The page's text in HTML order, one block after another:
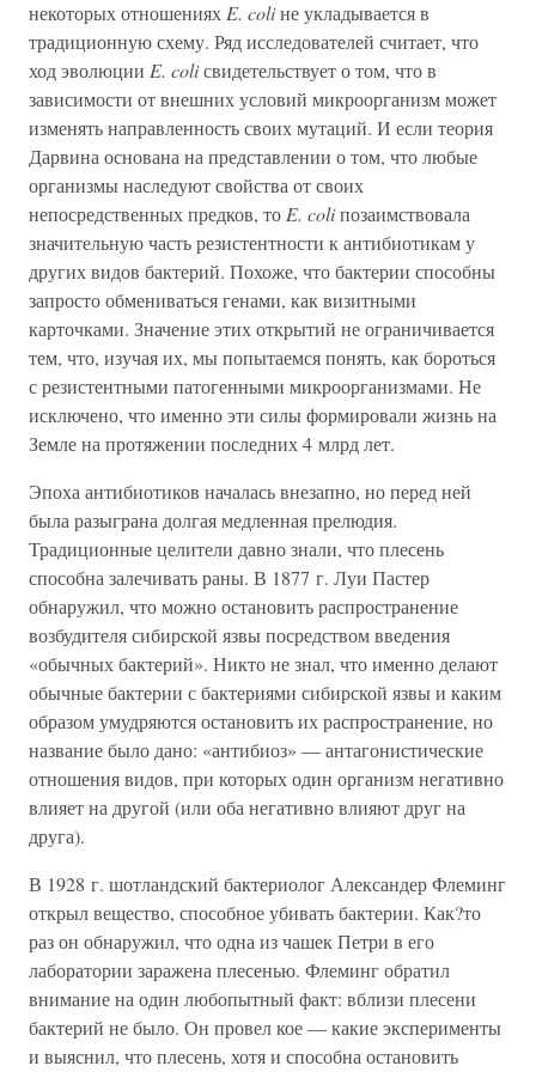
некоторых отношениях E. coliне укладывается в
традиционную схему. Ряд исследователей считает, что
ход эволюции E. coliсвидетельствует о том, что в
зависимости от внешних условий микроорганизм может
изменять направленность своих мутаций. И если теория
Дарвина основана на представлении о том, что любые
организмы наследуют свойства от своих
непосредственных предков, то E. coliпозаимствовала
значительную часть резистентности к антибиотикам у
других видов бактерий. Похоже, что бактерии способны
запросто обмениваться генами, как визитными
карточками. Значение этих открытий не ограничивается
тем, что, изучая их, мы попытаемся понять, как бороться
с резистентными патогенными микроорганизмами. Не
исключено, что именно эти силы формировали жизнь на
Земле на протяжении последних 4 млрд лет.
Эпоха антибиотиков началась внезапно, но перед ней
была разыграна долгая медленная прелюдия.
Традиционные целители давно знали, что плесень
способна залечивать раны. В 1877 г. Луи Пастер
обнаружил, что можно остановить распространение
возбудителя сибирской язвы посредством введения
«обычных бактерий». Никто не знал, что именно делают
обычные бактерии с бактериями сибирской язвы и каким
образом умудряются остановить их распространение, но
название было дано: «антибиоз» — антагонистические
отношения видов, при которых один организм негативно
влияет на другой (или оба негативно влияют друг на
друга).
В 1928 г. шотландский бактериолог Александер Флеминг
открыл вещество, способное убивать бактерии. Как?то
раз он обнаружил, что одна из чашек Петри в его
лаборатории заражена плесенью. Флеминг обратил
внимание на один любопытный факт: вблизи плесени
бактерий не было. Он провел кое — какие эксперименты
и выяснил, что плесень, хотя и способна остановить